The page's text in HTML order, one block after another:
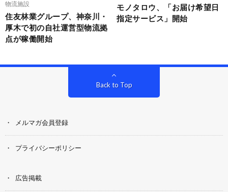
物流施設
住友林業グループ、神奈川・
厚木で初の自社運営型物流拠
点が稼働開始
モノタロウ、「お届け希望日
指定サービス」開始
Back to Top
メルマガ会員登録
プライバシーポリシー
広告掲載